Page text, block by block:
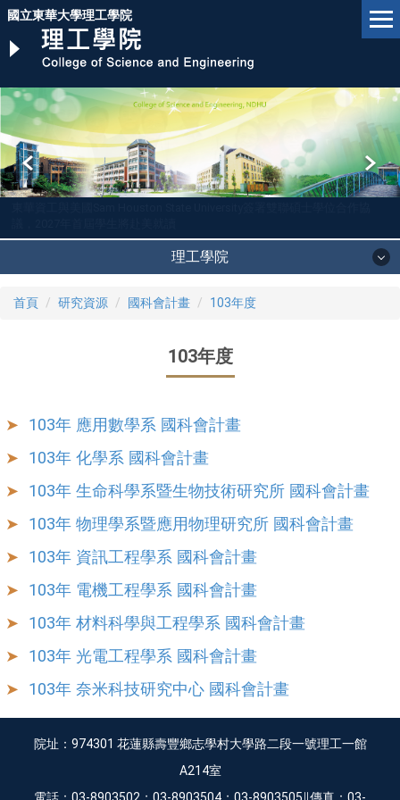
跳
主
內
國立東華大學理工學院
理工學院
首頁 研究資源 國科會計畫 103年度
103年度
103年 應用數學系 國科會計畫
103年 化學系 國科會計畫
103年 生命科學系暨生物技術研究所 國科會計畫
103年 物理學系暨應用物理研究所 國科會計畫
103年 資訊工程學系 國科會計畫
103年 電機工程學系 國科會計畫
103年 材料科學與工程學系 國科會計畫
103年 光電工程學系 國科會計畫
103年 奈米科技研究中心 國科會計畫
院址：974301 花蓮縣壽豐鄉志學村大學路二段一號理工一館
A214室